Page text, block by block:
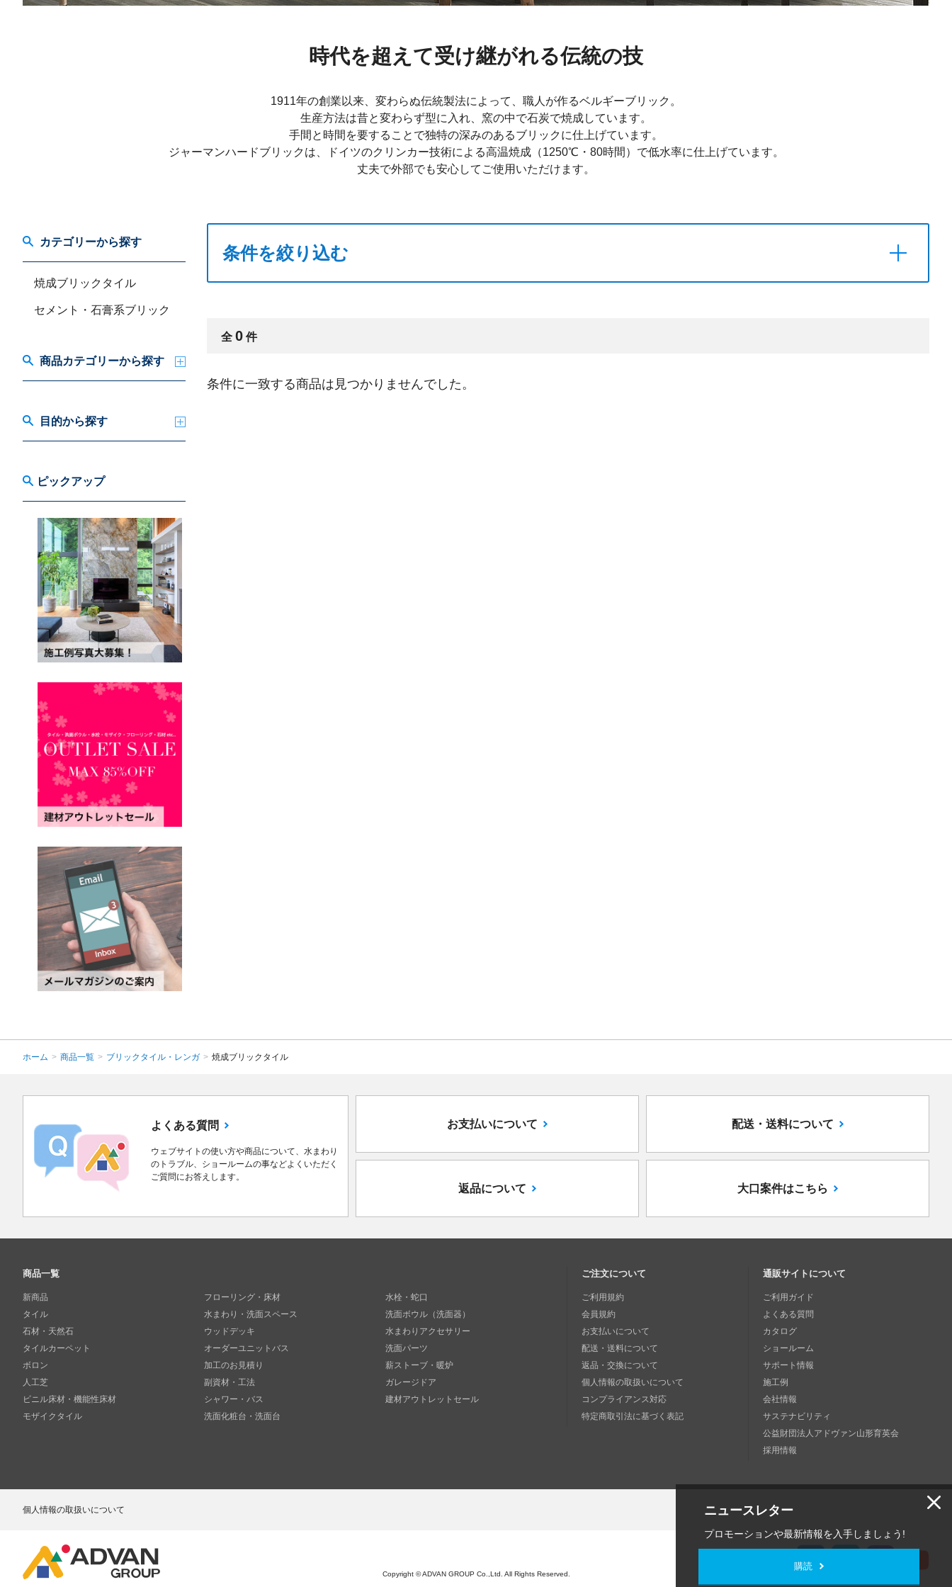
ニュースレター
プロモーションや最新情報を入手しましょう!
購読
時代を超えて受け継がれる伝統の技
1911年の創業以来、変わらぬ伝統製法によって、職人が作るベルギーブリック。
生産方法は昔と変わらず型に入れ、窯の中で石炭で焼成しています。
手間と時間を要することで独特の深みのあるブリックに仕上げています。
ジャーマンハードブリックは、ドイツのクリンカー技術による高温焼成（1250℃・80時間）で低水率に仕上げています。
丈夫で外部でも安心してご使用いただけます。
カテゴリーから探す
焼成ブリックタイル
セメント・石膏系ブリック
商品カテゴリーから探す
目的から探す
ピックアップ
条件を絞り込む
全 0 件
条件に一致する商品は見つかりませんでした。
ホーム > 商品一覧 > ブリックタイル・レンガ > 焼成ブリックタイル
よくある質問
ウェブサイトの使い方や商品について、水まわり
のトラブル、ショールームの事などよくいただく
ご質問にお答えします。
お支払いについて
返品について
配送・送料について
大口案件はこちら
商品一覧
新商品
タイル
石材・天然石
タイルカーペット
ボロン
人工芝
ビニル床材・機能性床材
モザイクタイル
フローリング・床材
水まわり・洗面スペース
ウッドデッキ
オーダーユニットバス
加工のお見積り
副資材・工法
シャワー・バス
洗面化粧台・洗面台
水栓・蛇口
洗面ボウル（洗面器）
水まわりアクセサリー
洗面パーツ
薪ストーブ・暖炉
ガレージドア
建材アウトレットセール
ご注文について
ご利用規約
会員規約
お支払いについて
配送・送料について
返品・交換について
個人情報の取扱いについて
コンプライアンス対応
特定商取引法に基づく表記
通販サイトについて
ご利用ガイド
よくある質問
カタログ
ショールーム
サポート情報
施工例
会社情報
サステナビリティ
公益財団法人アドヴァン山形育英会
採用情報
個人情報の取扱いについて
Copyright © ADVAN GROUP Co.,Ltd. All Rights Reserved.